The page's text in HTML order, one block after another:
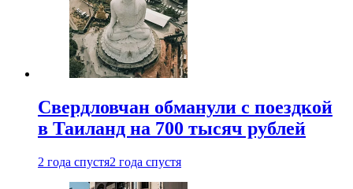
Свердловчан обманули с поездкой
в Таиланд на 700 тысяч рублей
2 года спустя2 года спустя